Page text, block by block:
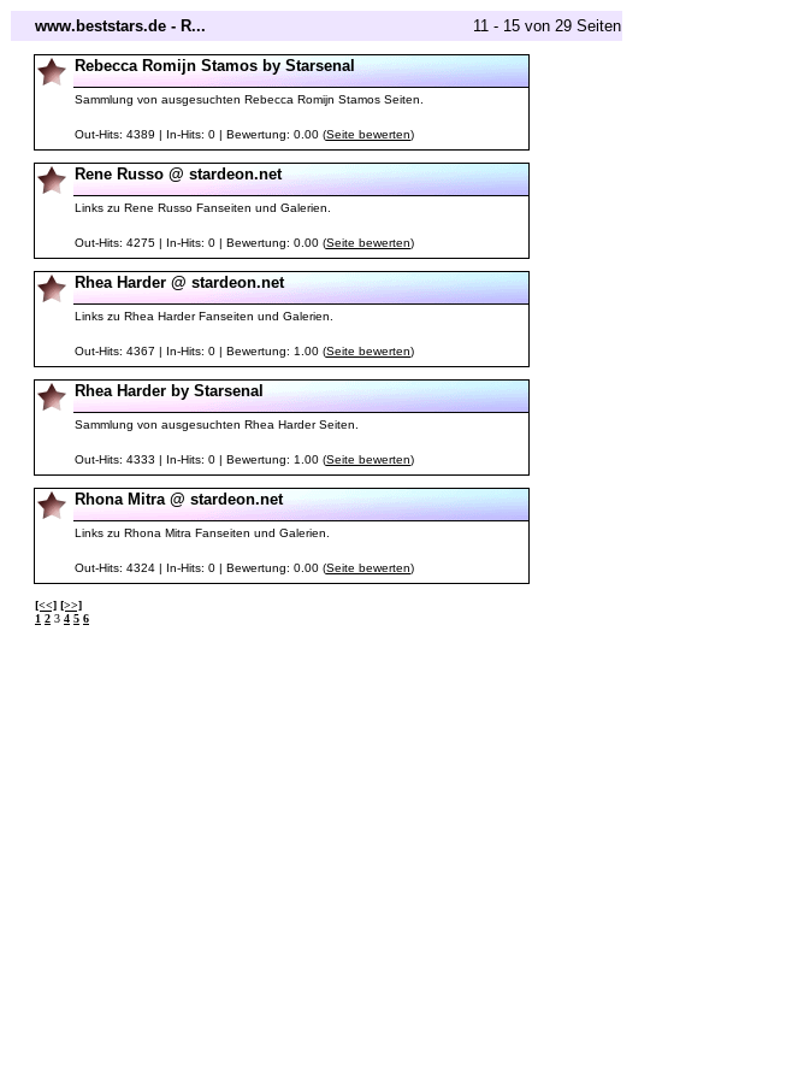
www.beststars.de - R... 11 - 15 von 29 Seiten
Rebecca Romijn Stamos by Starsenal
Sammlung von ausgesuchten Rebecca Romijn Stamos Seiten.
Out-Hits: 4389 | In-Hits: 0 | Bewertung: 0.00 (Seite bewerten)
Rene Russo @ stardeon.net
Links zu Rene Russo Fanseiten und Galerien.
Out-Hits: 4275 | In-Hits: 0 | Bewertung: 0.00 (Seite bewerten)
Rhea Harder @ stardeon.net
Links zu Rhea Harder Fanseiten und Galerien.
Out-Hits: 4367 | In-Hits: 0 | Bewertung: 1.00 (Seite bewerten)
Rhea Harder by Starsenal
Sammlung von ausgesuchten Rhea Harder Seiten.
Out-Hits: 4333 | In-Hits: 0 | Bewertung: 1.00 (Seite bewerten)
Rhona Mitra @ stardeon.net
Links zu Rhona Mitra Fanseiten und Galerien.
Out-Hits: 4324 | In-Hits: 0 | Bewertung: 0.00 (Seite bewerten)
[<<] [>>]
1 2 3 4 5 6